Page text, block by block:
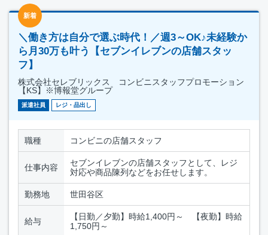
新着
＼働き方は自分で選ぶ時代！／週3～OK♪未経験か
ら月30万も叶う【セブンイレブンの店舗スタッ
フ】
株式会社セレブリックス コンビニスタッフプロモーション
【KS】※博報堂グループ
派遣社員 レジ・品出し
職種 コンビニの店舗スタッフ
仕事内容
セブンイレブンの店舗スタッフとして、レジ
対応や商品陳列などをお任せします。
勤務地 世田谷区
給与
【日勤／夕勤】時給1,400円～ 【夜勤】時給
1,750円～